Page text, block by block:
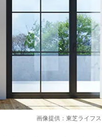
画像提供：東芝ライフ